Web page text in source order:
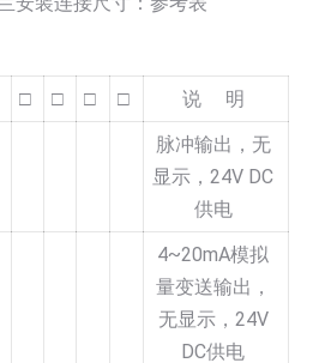
□ □ □ □ 说 明
脉冲输出，无
显示，24V DC
供电
4~20mA模拟
量变送输出，
无显示，24V
DC供电